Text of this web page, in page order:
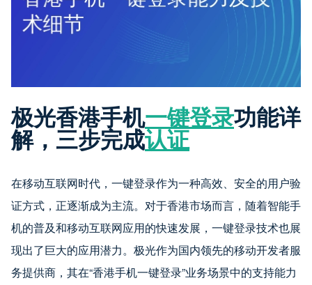
极光香港手机一键登录功能详
解，三步完成认证
在移动互联网时代，一键登录作为一种高效、安全的用户验
证方式，正逐渐成为主流。对于香港市场而言，随着智能手
机的普及和移动互联网应用的快速发展，一键登录技术也展
现出了巨大的应用潜力。极光作为国内领先的移动开发者服
务提供商，其在“香港手机一键登录”业务场景中的支持能力